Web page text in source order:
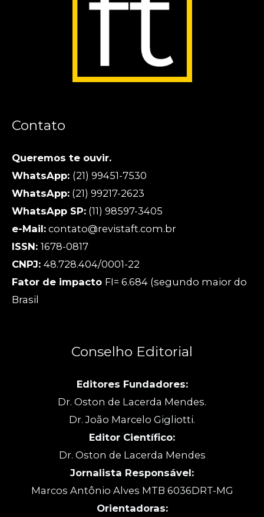
Contato
Queremos te ouvir.
WhatsApp: (21) 99451-7530
WhatsApp: (21) 99217-2623
WhatsApp SP: (11) 98597-3405
e-Mail: contato@revistaft.com.br
ISSN: 1678-0817
CNPJ: 48.728.404/0001-22
Fator de impacto FI= 6.684 (segundo maior do
Brasil
Conselho Editorial
Editores Fundadores:
Dr. Oston de Lacerda Mendes.
Dr. João Marcelo Gigliotti.
Editor Científico:
Dr. Oston de Lacerda Mendes
Jornalista Responsável:
Marcos Antônio Alves MTB 6036DRT-MG
Orientadoras: